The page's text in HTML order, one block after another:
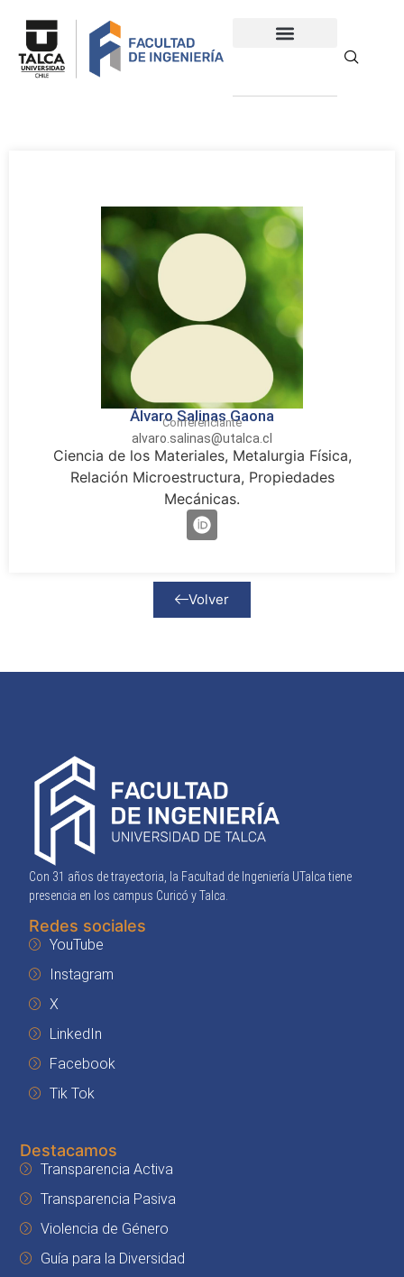
Álvaro Salinas Gaona
Conferenciante
alvaro.salinas@utalca.cl
Ciencia de los Materiales, Metalurgia Física,
Relación Microestructura, Propiedades
Mecánicas.
Volver
Con 31 años de trayectoria, la Facultad de Ingeniería UTalca tiene
presencia en los campus Curicó y Talca.
Redes sociales
YouTube
Instagram
X
LinkedIn
Facebook
Tik Tok
Destacamos
Transparencia Activa
Transparencia Pasiva
Violencia de Género
Guía para la Diversidad